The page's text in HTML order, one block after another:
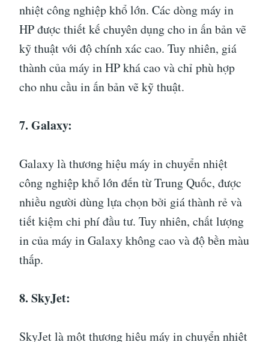
nhiệt công nghiệp khổ lớn. Các dòng máy in
HP được thiết kế chuyên dụng cho in ấn bản vẽ
kỹ thuật với độ chính xác cao. Tuy nhiên, giá
thành của máy in HP khá cao và chỉ phù hợp
cho nhu cầu in ấn bản vẽ kỹ thuật.
7. Galaxy:
Galaxy là thương hiệu máy in chuyển nhiệt
công nghiệp khổ lớn đến từ Trung Quốc, được
nhiều người dùng lựa chọn bởi giá thành rẻ và
tiết kiệm chi phí đầu tư. Tuy nhiên, chất lượng
in của máy in Galaxy không cao và độ bền màu
thấp.
8. SkyJet:
SkyJet là một thương hiệu máy in chuyển nhiệt